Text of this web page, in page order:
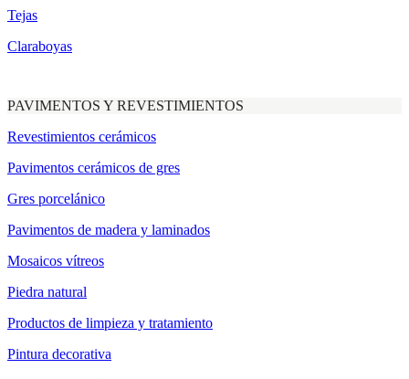
Tejas
Claraboyas
PAVIMENTOS Y REVESTIMIENTOS
Revestimientos cerámicos
Pavimentos cerámicos de gres
Gres porcelánico
Pavimentos de madera y laminados
Mosaicos vítreos
Piedra natural
Productos de limpieza y tratamiento
Pintura decorativa